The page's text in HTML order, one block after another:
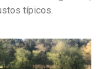
típicos.